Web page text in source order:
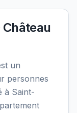
Château
un
personnes
à Saint-